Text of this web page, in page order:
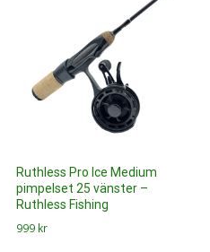
Ruthless Pro Ice Medium
pimpelset 25 vänster –
Ruthless Fishing
999 kr